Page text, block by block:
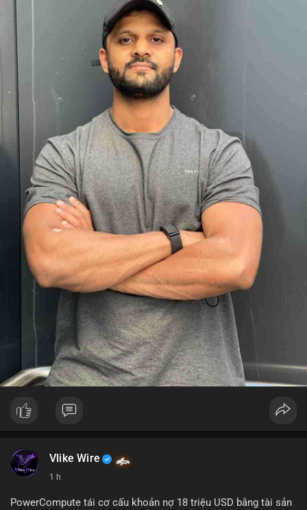
Vlike Wire
1 h
PowerCompute tái cơ cấu khoản nợ 18 triệu USD bằng tài sản